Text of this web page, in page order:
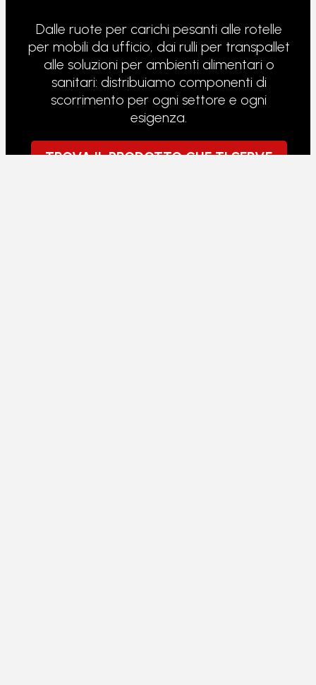
Dalle ruote per carichi pesanti alle rotelle
per mobili da ufficio, dai rulli per transpallet
alle soluzioni per ambienti alimentari o
sanitari: distribuiamo componenti di
scorrimento per ogni settore e ogni
esigenza.
TROVA IL PRODOTTO CHE TI SERVE